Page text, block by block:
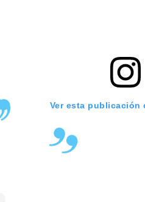
Ver esta publicación